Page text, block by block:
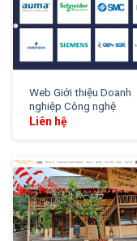
Web Giới thiệu Doanh
nghiệp Công nghệ
Liên hệ